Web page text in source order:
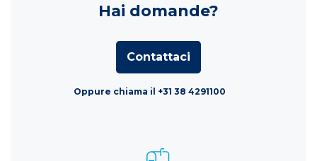
Hai domande?
Contattaci
Oppure chiama il +31 38 4291100